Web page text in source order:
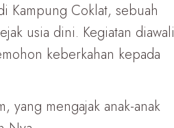
Kampung Coklat, sebuah
usia dini. Kegiatan diawali
keberkahan kepada
yang mengajak anak-anak